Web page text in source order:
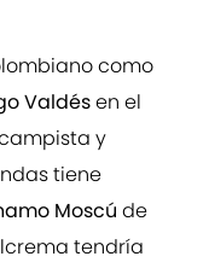
como
Valdésen el
y
tiene
Moscú de
tendría